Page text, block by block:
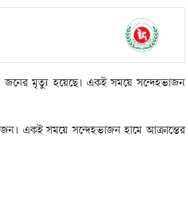
জনের মৃত্যু হয়েছে। একই সময়ে সন্দেহভাজন
একই সময়ে সন্দেহভাজন হামে আক্রান্তের